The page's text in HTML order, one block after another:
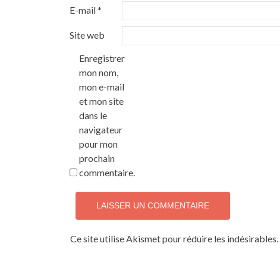
E-mail*
Site web
Enregistrer
mon nom,
mon e-mail
et mon site
dans le
navigateur
pour mon
prochain
commentaire.
Ce site utilise Akismet pour réduire les indésirables.